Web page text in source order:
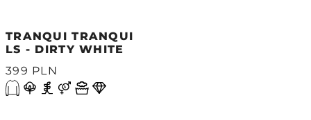
TRANQUI TRANQUI
LS - DIRTY WHITE
399 PLN